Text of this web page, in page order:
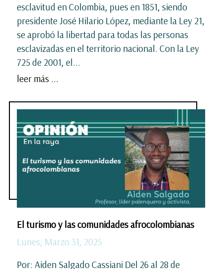
esclavitud en Colombia, pues en 1851, siendo
presidente José Hilario López, mediante la Ley 21,
se aprobó la libertad para todas las personas
esclavizadas en el territorio nacional. Con la Ley
725 de 2001, el...
leer más ...
El turismo y las comunidades afrocolombianas
Lunes, Marzo 31, 2025
Por: Aiden Salgado Cassiani Del 26 al 28 de